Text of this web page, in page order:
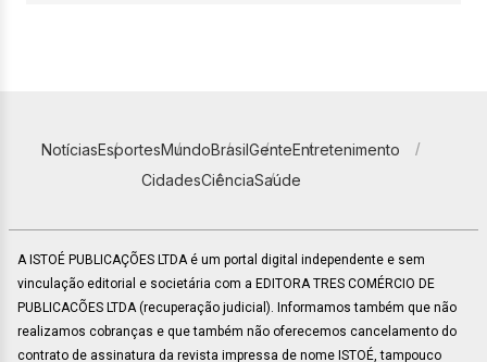
NotíciasEsportesMundoBrasilGenteEntretenimento
CidadesCiênciaSaúde
A ISTOÉ PUBLICAÇÕES LTDA é um portal digital independente e sem
vinculação editorial e societária com a EDITORA TRES COMÉRCIO DE
PUBLICACÕES LTDA (recuperação judicial). Informamos também que não
realizamos cobranças e que também não oferecemos cancelamento do
contrato de assinatura da revista impressa de nome ISTOÉ, tampouco